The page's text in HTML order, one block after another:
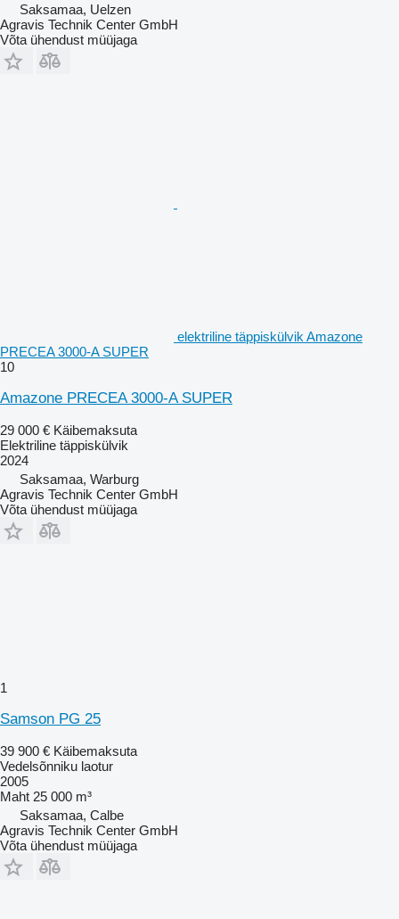
Saksamaa, Uelzen
Agravis Technik Center GmbH
Võta ühendust müüjaga
elektriline täppiskülvik Amazone
PRECEA 3000-A SUPER
10
Amazone PRECEA 3000-A SUPER
29 000 € Käibemaksuta
Elektriline täppiskülvik
2024
Saksamaa, Warburg
Agravis Technik Center GmbH
Võta ühendust müüjaga
1
Samson PG 25
39 900 € Käibemaksuta
Vedelsõnniku laotur
2005
Maht 25 000 m³
Saksamaa, Calbe
Agravis Technik Center GmbH
Võta ühendust müüjaga